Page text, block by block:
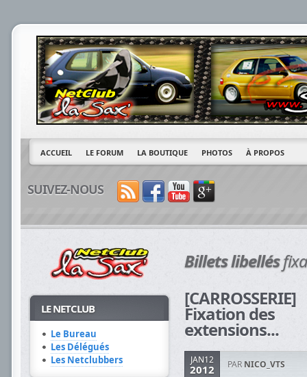
ACCUEIL LE FORUM LA BOUTIQUE PHOTOS À PROPOS
SUIVEZ-NOUS
Billets libellés
[CARROSSERIE]
Fixation des
extensions...
JAN12
2012 PAR NICO_VTS
LE NETCLUB
Le Bureau
Les Délégués
Les Netclubbers